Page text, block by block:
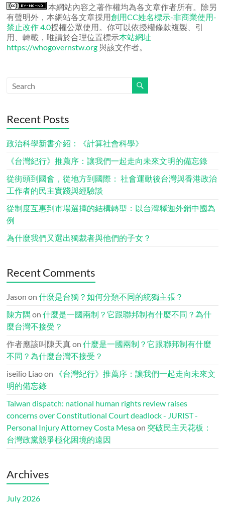
章
本網站內容之著作權均為各文章作者所有。除另
有聲明外，本網站各文章採用創用CC姓名標示-非商業使用-
禁止改作 4.0授權公眾使用。你可以依授權條款複製、引
用、轉載，唯請於合理位置標示本站網址
https://whogovernstw.org與該文作者。
Recent Posts
政治科學新書介紹：《計算社會科學》
《台灣紀行》推薦序：讓我們一起走向未來文明的備忘錄
從街頭到國會，從地方到國際： 社會運動後台灣與香港政治
工作者的民主實踐與經驗談
從制度互惠到市場選擇的結構轉型：以台灣釋迦外銷中國為
例
為什麼我們又選出獨裁者與他們的子女？
Recent Comments
Jason on什麼是台獨？如何分類不同的統獨主張？
陳方隅 on什麼是一國兩制？它跟聯邦制有什麼不同？為什
麼台灣不接受？
作者應該叫陳天真on什麼是一國兩制？它跟聯邦制有什麼
不同？為什麼台灣不接受？
iseilio Liaoon
《台灣紀行》推薦序：讓我們一起走向未來文
明的備忘錄
Taiwan dispatch: national human rights review raises
concerns over Constitutional Court deadlock - JURIST -
Personal Injury Attorney Costa Mesaon 突破民主天花板：
台灣政黨競爭極化困境的遠因
Archives
July 2026